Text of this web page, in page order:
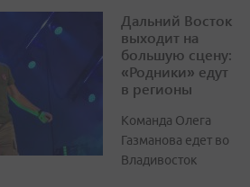
Дальний Восток
выходит на
большую сцену:
«Родники» едут
в регионы
Команда Олега
Газманова едет во
Владивосток